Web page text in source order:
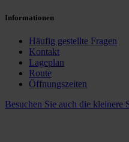
Informationen
Häufig gestellte Fragen
Kontakt
Lageplan
Route
Öffnungszeiten
Besuchen Sie auch die kleinere